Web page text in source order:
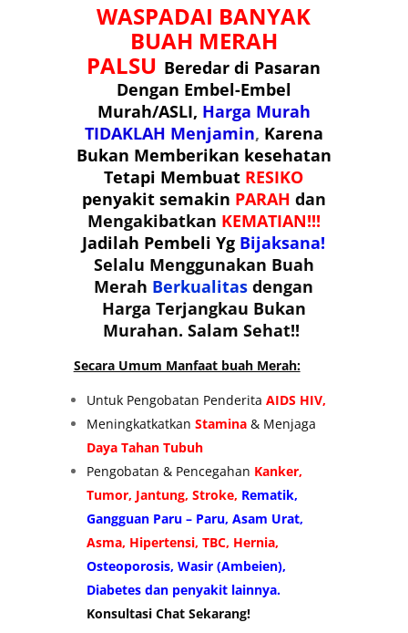
WASPADAI BANYAK
BUAH MERAH
PALSU Beredar di Pasaran
Dengan Embel-Embel
Murah/ASLI, Harga Murah
TIDAKLAH Menjamin, Karena
Bukan Memberikan kesehatan
Tetapi Membuat RESIKO
penyakit semakin PARAH dan
Mengakibatkan KEMATIAN!!!
Jadilah Pembeli Yg Bijaksana!
Selalu Menggunakan Buah
Merah Berkualitasdengan
Harga Terjangkau Bukan
Murahan. Salam Sehat!!
Secara Umum Manfaat buah Merah:
Untuk Pengobatan Penderita AIDS HIV,
Meningkatkatkan Stamina & Menjaga
Daya Tahan Tubuh
Pengobatan & Pencegahan Kanker,
Tumor, Jantung, Stroke, Rematik,
Gangguan Paru – Paru, Asam Urat,
Asma, Hipertensi, TBC, Hernia,
Osteoporosis, Wasir (Ambeien),
Diabetes dan penyakit lainnya.
Konsultasi Chat Sekarang!